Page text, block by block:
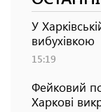
У
вибухівкою
15:19
Фейковий
Харкові